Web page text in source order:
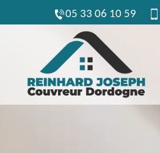
05 33 06 10 59